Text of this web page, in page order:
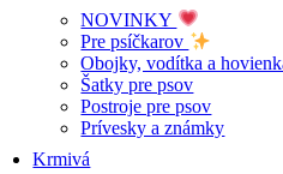
NOVINKY
Pre psíčkarov
Obojky, vodítka a
Šatky pre psov
Postroje pre psov
Prívesky a známky
Krmivá